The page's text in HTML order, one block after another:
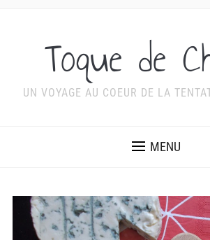
Toque de
UN VOYAGE AU COEUR DE LA
MENU